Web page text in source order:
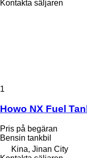
Kontakta säljaren
1
Howo NX Fuel
Pris på begäran
Bensin tankbil
Kina, Jinan City